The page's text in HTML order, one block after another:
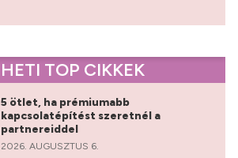
HETI TOP CIKKEK
5 ötlet, ha prémiumabb
kapcsolatépítést szeretnél a
partnereiddel
2026. AUGUSZTUS 6.